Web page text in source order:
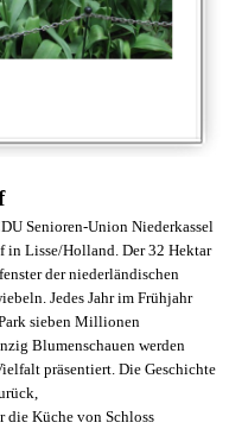
Senioren-Union Niederkassel
in Lisse/Holland. Der 32 Hektar
der niederländischen
Jedes Jahr im Frühjahr
sieben Millionen
Blumenschauen werden
präsentiert. Die Geschichte
die Küche von Schloss